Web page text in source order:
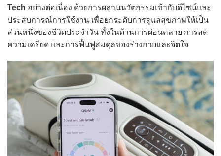
Tech อย่างต่อเนื่อง ด้วยการผสานนวัตกรรมเข้ากับดีไซน์และ
ประสบการณ์การใช้งาน เพื่อยกระดับการดูแลสุขภาพให้เป็น
ส่วนหนึ่งของชีวิตประจำวัน ทั้งในด้านการผ่อนคลาย การลด
ความเครียด และการฟื้นฟูสมดุลของร่างกายและจิตใจ